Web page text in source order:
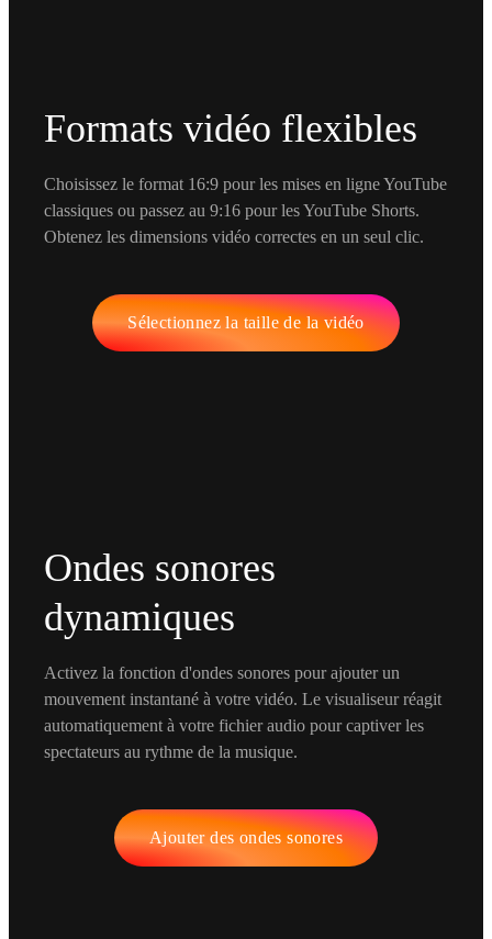
Formats vidéo flexibles
Choisissez le format 16:9 pour les mises en ligne YouTube
classiques ou passez au 9:16 pour les YouTube Shorts.
Obtenez les dimensions vidéo correctes en un seul clic.
Sélectionnez la taille de la vidéo
Ondes sonores
dynamiques
Activez la fonction d'ondes sonores pour ajouter un
mouvement instantané à votre vidéo. Le visualiseur réagit
automatiquement à votre fichier audio pour captiver les
spectateurs au rythme de la musique.
Ajouter des ondes sonores